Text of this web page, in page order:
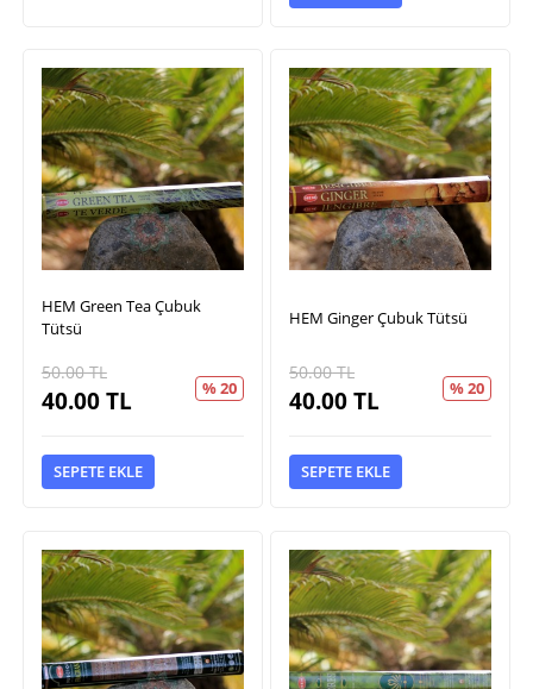
HEM Green Tea Çubuk
Tütsü
50.00TL
40.00TL % 20
SEPETE EKLE
HEM Ginger Çubuk Tütsü
50.00TL
40.00TL % 20
SEPETE EKLE